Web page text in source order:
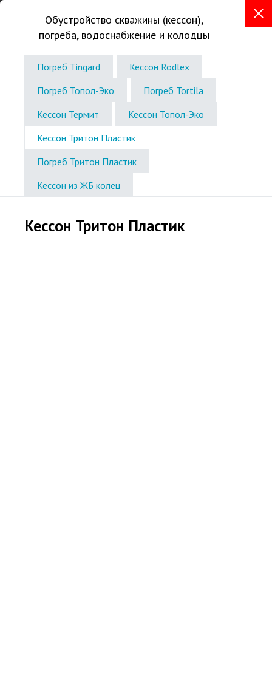
с 8:00 до 19:00
Телефон в Нижнем Новгороде
Обустройство скважины (кессон),
погреба, водоснабжение и колодцы
Погреб Tingard
Кессон Rodlex
Погреб Топол-Эко
Погреб Tortila
Кессон Термит
Кессон Топол-Эко
Кессон Тритон Пластик
Погреб Тритон Пластик
Кессон из ЖБ колец
Кессон Тритон Пластик